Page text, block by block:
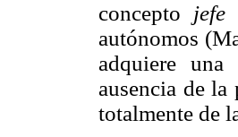
concepto
autónomos
adquiere una
ausencia de la
totalmente de